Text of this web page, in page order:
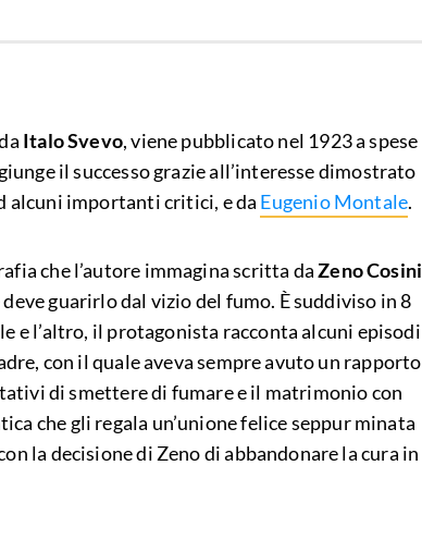
Italo Svevo, viene pubblicato nel 1923 a spese
il successo grazie all’interesse dimostrato
alcuni importanti critici, e da Eugenio Montale.
che l’autore immagina scritta daZeno Cosini
guarirlo dal vizio del fumo. È suddiviso in 8
e l’altro, il protagonista racconta alcuni episodi
con il quale aveva sempre avuto un rapporto
di smettere di fumare e il matrimonio con
che gli regala un’unione felice seppur minata
la decisione di Zeno di abbandonare la cura in